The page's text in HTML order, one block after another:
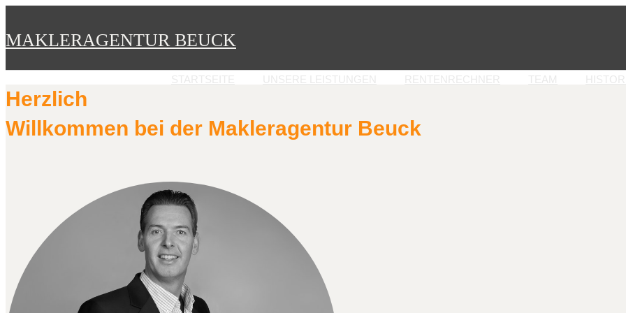
MAKLERAGENTUR BEUCK
Herzlich
Willkommen bei der Makleragentur Beuck